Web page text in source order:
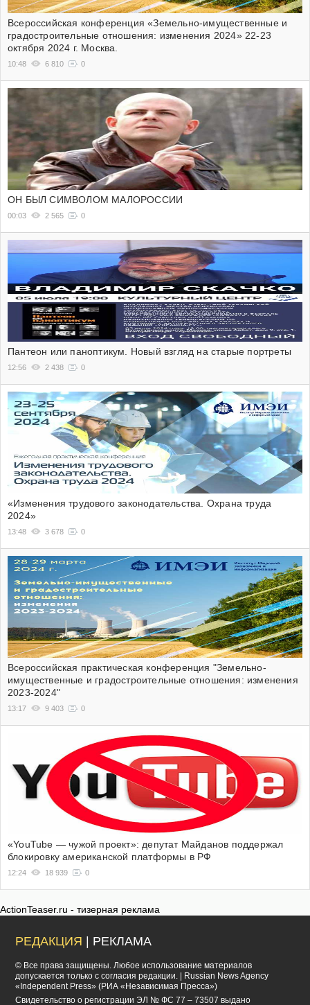
Всероссийская конференция «Земельно-имущественные и
градостроительные отношения: изменения 2024» 22-23
октября 2024 г. Москва.
10:48 6 810 0
ОН БЫЛ СИМВОЛОМ МАЛОРОССИИ
00:03 2 565 0
Пантеон или паноптикум. Новый взгляд на старые портреты
12:56 2 438 0
«Изменения трудового законодательства. Охрана труда
2024»
13:48 3 678 0
Всероссийская практическая конференция "Земельно-
имущественные и градостроительные отношения: изменения
2023-2024"
13:17 9 403 0
«YouTube — чужой проект»: депутат Майданов поддержал
блокировку американской платформы в РФ
12:24 18 939 0
ActionTeaser.ru - тизерная реклама
РЕДАКЦИЯ | РЕКЛАМА
© Все права защищены. Любое использование материалов
допускается только с согласия редакции. | Russian News Agency
«Independent Press» (РИА «Независимая Пресса»)
Cвидетельство о регистрации ЭЛ № ФС 77 – 73507 выдано